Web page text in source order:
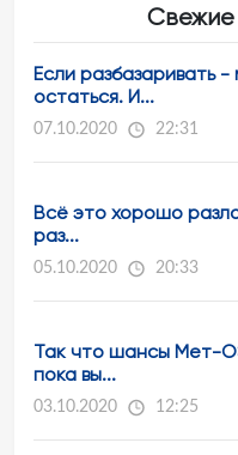
Свежие
Если разбазаривать
остаться. И...
07.10.2020 22:31
Всё это хорошо
раз...
05.10.2020 20:33
Так что шансы Мет-
пока вы...
03.10.2020 12:25